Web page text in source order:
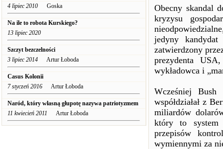
4 lipiec 2010 Goska
Na ile to robota Kurskiego?
13 lipiec 2020
Szczyt bezczelności
3 lipiec 2014 Artur Łoboda
Casus Kolonii
7 styczeń 2016 Artur Łoboda
Naród, który własną głupotę nazywa patriotyzmem
11 kwiecień 2011 Artur Łoboda
Obecny skandal
kryzysu
jedyny kandydat
zatwierdzony
prezydenta
wykładowca i
Wcześniej Bush
współdziałał z
miliardów
który to system
przepisów
wymiennymi za